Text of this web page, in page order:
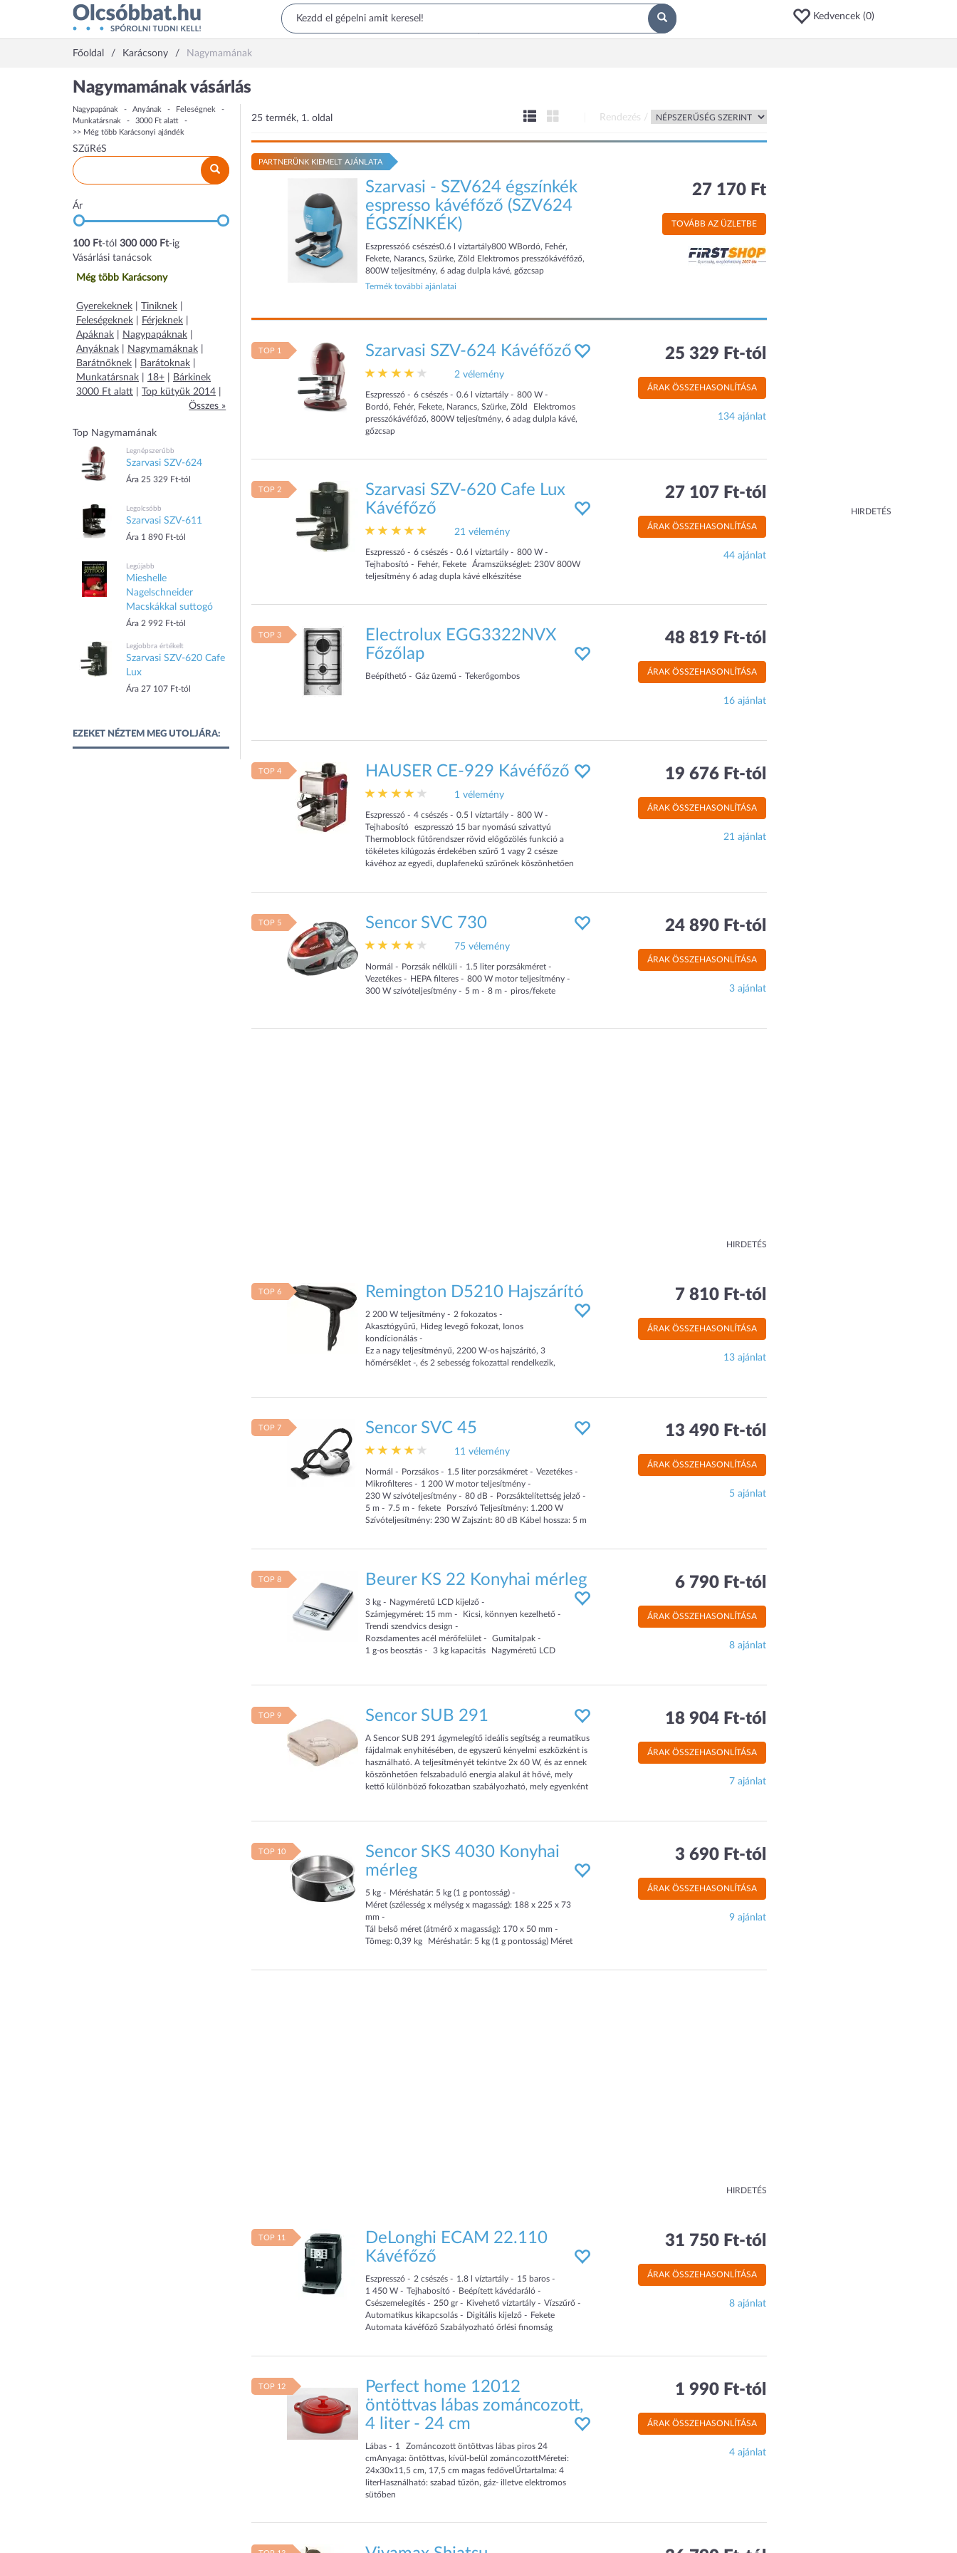
Kedvencek (0)
Főoldal Karácsony Nagymamának
HIRDETÉS
Nagymamának vásárlás
Nagypapának Anyának
Feleségnek
Munkatársnak
3000 Ft alatt
>> Még több Karácsonyi ajándék
SZűRéS
Ár
100 Ft-tól 300 000 Ft-ig
Vásárlási tanácsok
Még több Karácsony
Gyerekeknek Tiniknek
Feleségeknek
Férjeknek
Apáknak
Nagypapáknak
Anyáknak
Nagymamáknak
Barátnőknek
Barátoknak
Munkatársnak
18+
Bárkinek
3000 Ft alatt
Top kütyük 2014
Összes »
Top Nagymamának
Legnépszerűbb
Szarvasi SZV-624
Ára 25 329 Ft-tól
Legolcsóbb
Szarvasi SZV-611
Ára 1 890 Ft-tól
Legújabb
Mieshelle
Nagelschneider
Macskákkal suttogó
Ára 2 992 Ft-tól
Legjobbra értékelt
Szarvasi SZV-620 Cafe
Lux
Ára 27 107 Ft-tól
EZEKET NÉZTEM MEG UTOLJÁRA:
25 termék, 1. oldal Rendezés /
PARTNERÜNK KIEMELT AJÁNLATA
Szarvasi - SZV624 égszínkék
espresso kávéfőző (SZV624
ÉGSZÍNKÉK)
Eszpresszó6 csészés0.6 l víztartály800 WBordó, Fehér,
Fekete, Narancs, Szürke, Zöld Elektromos presszókávéfőző,
800W teljesítmény, 6 adag dulpla kávé, gőzcsap
Termék további ajánlatai
27 170 Ft
TOVÁBB AZ ÜZLETBE
TOP 1 Szarvasi SZV-624 Kávéfőző
2 vélemény
Eszpresszó 6 csészés 0.6 l víztartály 800 W
Bordó, Fehér, Fekete, Narancs, Szürke, Zöld
Elektromos
presszókávéfőző, 800W teljesítmény, 6 adag dulpla kávé,
gőzcsap
25 329 Ft-tól
ÁRAK ÖSSZEHASONLÍTÁSA
134 ajánlat
TOP 2
Szarvasi SZV-620 Cafe Lux
Kávéfőző
21 vélemény
Eszpresszó 6 csészés 0.6 l víztartály 800 W
Tejhabosító
Fehér, Fekete
Áramszükséglet: 230V 800W
teljesítmény 6 adag dupla kávé elkészítése
27 107 Ft-tól
ÁRAK ÖSSZEHASONLÍTÁSA
44 ajánlat
TOP 3
Electrolux EGG3322NVX
Főzőlap
Beépíthető Gáz üzemű Tekerőgombos
48 819 Ft-tól
ÁRAK ÖSSZEHASONLÍTÁSA
16 ajánlat
TOP 4 HAUSER CE-929 Kávéfőző
1 vélemény
Eszpresszó 4 csészés 0.5 l víztartály 800 W
Tejhabosító
eszpresszó 15 bar nyomású szivattyú
Thermoblock fűtőrendszer rövid előgőzölés funkció a
tökéletes kilúgozás érdekében szűrő 1 vagy 2 csésze
kávéhoz az egyedi, duplafenekű szűrőnek köszönhetően
19 676 Ft-tól
ÁRAK ÖSSZEHASONLÍTÁSA
21 ajánlat
TOP 5 Sencor SVC 730
75 vélemény
Normál Porzsák nélküli 1.5 literporzsákméret
Vezetékes
HEPA filteres 800 W motor teljesítmény
300 W szívóteljesítmény 5 m 8 m piros/fekete
24 890 Ft-tól
ÁRAK ÖSSZEHASONLÍTÁSA
3 ajánlat
HIRDETÉS
TOP 6 Remington D5210 Hajszárító
2 200 W teljesítmény 2 fokozatos
Akasztógyűrű, Hideg levegő fokozat, Ionos
kondícionálás
Ez a nagy teljesítményű, 2200 W-os hajszárító, 3
hőmérséklet -, és 2 sebesség fokozattal rendelkezik,
rácson található kerámia-ionos gyűrű csökkenti a haj
és fényes hatású lesz.
- Teljesítmény: 2200 W
- 80 Km/h levegőfúvás a gyors hajszárításért
- Beépített ionos kerámia gyűrű a levegőkimeneti
rácson: egyenletes hőmérsékletet és ionizációs hatást
biztosít
- 3 hőmérséklet -, 2 sebességfokozat
- Cool Shot: külön gomb hideg levegő fúvásra
Ez a nagy teljesítményű, 2200 W-os hajszárító, 3
valamint a hideglevegő funkciónak köszönhetően a
szárítás után fixálhatjuk a frizurát. A levegő kimeneti
rácson található kerámia-ionos gyűrű csökkenti a haj
statikus feltöltöttségét, így hajunk bársonyosan puha és
fényes hatású lesz.
rácson: egyenletes hőmérsékletet és ionizációs hatást
- 3 hőmérséklet -, 2 sebességfokozat
- Cool Shot: külön gomb hideg levegő fúvásra
- Szűkítő fej
- A levegőemenetnél levő rács levehető, így könnyen
tisztítható
7 810 Ft-tól
ÁRAK ÖSSZEHASONLÍTÁSA
13 ajánlat
TOP 7 Sencor SVC 45
11 vélemény
Normál Porzsákos 1.5 literporzsákméret
Vezetékes
Mikrofilteres
1 200 W motor teljesítmény
230 W szívóteljesítmény 80 dB
Porzsáktelítettség jelző
5 m 7.5 m fekete
Porszívó Teljesítmény: 1.200 W
Szívóteljesítmény: 230 W Zajszint: 80 dB Kábel hossza: 5 m
13 490 Ft-tól
ÁRAK ÖSSZEHASONLÍTÁSA
5 ajánlat
TOP 8 Beurer KS 22 Konyhai mérleg
3 kg
Nagyméretű LCD kijelző
Számjegyméret: 15 mm
Kicsi, könnyen kezelhető
Trendi szendvics design
Rozsdamentes acél mérőfelület
Gumitalpak
1 g-os beosztás
3 kg kapacitás
Nagyméretű LCD
Gumitalpak 1 g-os beosztás 3 kg kapacitás
6 790 Ft-tól
ÁRAK ÖSSZEHASONLÍTÁSA
8 ajánlat
TOP 9 Sencor SUB 291
A Sencor SUB 291 ágymelegítő ideális segítség a reumatikus
fájdalmak enyhítésében, de egyszerű kényelmi eszközként is
használható. A teljesítményét tekintve 2x 60 W, és az ennek
köszönhetően felszabaduló energia alakul át hővé, mely
kettő különböző fokozatban szabályozható, mely egyenként
Mire JÓ Ágymelegítőt Használni? A Sencor e Ágymelegítő 2
mosható
18 904 Ft-tól
ÁRAK ÖSSZEHASONLÍTÁSA
7 ajánlat
TOP 10
Sencor SKS 4030 Konyhai
mérleg
5 kg
Méréshatár: 5 kg (1 g pontosság)
Méret (szélesség x mélység x magasság): 188 x 225 x 73
mm
Tál belső méret (átmérő x magasság): 170 x 50 mm
Tömeg: 0,39 kg
Méréshatár: 5 kg (1 g pontosság) Méret
3 690 Ft-tól
ÁRAK ÖSSZEHASONLÍTÁSA
9 ajánlat
HIRDETÉS
TOP 11
DeLonghi ECAM 22.110
Kávéfőző
Eszpresszó 2 csészés 1.8 l víztartály 15 baros
1 450 W Tejhabosító
Beépített kávédaráló
Csészemelegítés
250 gr Kivehető víztartály
Vízszűrő
Automatikus kikapcsolás
Digitális kijelző
Fekete
Automata kávéfőző Szabályozható őrlési finomság
31 750 Ft-tól
ÁRAK ÖSSZEHASONLÍTÁSA
8 ajánlat
TOP 12
Perfect home 12012
öntöttvas lábas zománcozott,
4 liter - 24 cm
Lábas 1
Zománcozott öntöttvas lábas piros 24
cmAnyaga: öntöttvas, kívül-belül zománcozottMéretei:
24x30x11,5 cm, 17,5 cm magas fedővelŰrtartalma: 4
literHasználható: szabad tűzön, gáz- illetve elektromos
sütőben
1 990 Ft-tól
ÁRAK ÖSSZEHASONLÍTÁSA
4 ajánlat